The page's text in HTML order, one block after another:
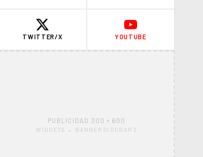
TWITTER/X YOUTUBE
PUBLICIDAD 300 × 600
WIDGETS → BANNER SIDEBAR 2